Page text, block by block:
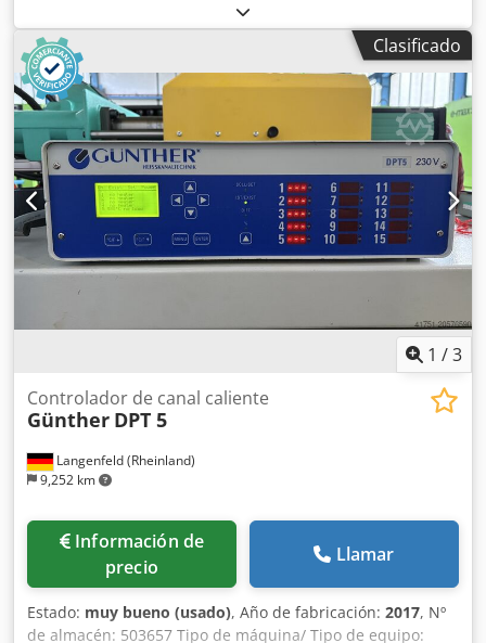
50 N.º de inventario: 503696 Tipo de máquina/ Tipo de
dispositivo: Transportador por succión Fabricante: MOTAN
Tipo: METRO HES 50 Año de fabricación: 2010 Capacidad
de transporte: aprox. 50 kg/h Volumen del depósito/ciclo: 5
litros Potencia del ventilador/motor: 0,87 kW Tensión de
conexión: 1/N/PE 230 V, 50/60 Hz Tensión de control: 24 V
CC Diámetro de la entrada de material: Ø 38 mm Conexión
de aire comprimido (limpieza): 5 – 7 bar Tipo de filtro: Filtro
de tela de fieltro de aguja de poliéster Limpieza del filtro:
Automática mediante ráfagas de aire comprimido después
de cada ciclo Material: Las piezas en contacto con el
producto son de acero inoxidable Dodpfx Aezd Df Aoklsck
Color: Naranja (RAL 2011)
Clasificado
1 /3
Langenfeld (Rheinland)
9,252 km
Controlador de canal caliente
Günther DPT 5
Información de
precio
Llamar
Estado: muy bueno (usado), Año de fabricación: 2017, Nº
de almacén: 503657 Tipo de máquina/ Tipo de equipo: